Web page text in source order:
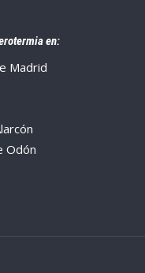
en:
Madrid
Odón